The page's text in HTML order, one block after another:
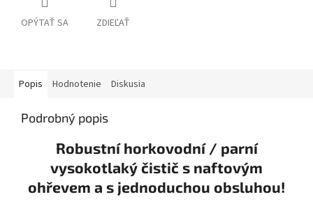
OPÝTAŤ SA ZDIEĽAŤ
Popis Hodnotenie Diskusia
Podrobný popis
Robustní horkovodní / parní
vysokotlaký čistič s naftovým
ohřevem a s jednoduchou obsluhou!